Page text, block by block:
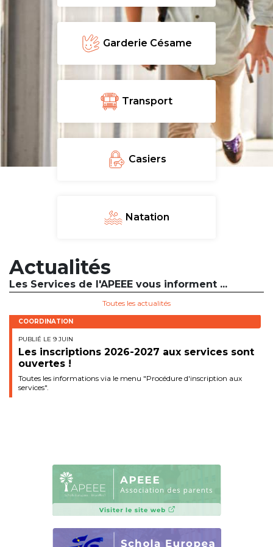
periscolaire.berkendael@apeee-bxl1-
services.be
BE91 3631 6790 0976
Activités périscolaires Uccle
+32 (0)2 375 31 35
BE30 3100 2003 2711
cantine@apeee-bxl1-services.be
BE10 3100 9205 4504
Casiers
+32 (0)2 373 87 68
casiers@apeee-bxl1-services.be
+32 (0)2 375 94 84
coordination@apeee-bxl1-services.be
Garderie Césame
Transport
Casiers
Natation
Actualités
Les Services de l'APEEE vous informent ...
Toutes les actualités
COORDINATION
PUBLIÉ LE 9 JUIN
Les inscriptions 2026-2027 aux services sont
ouvertes !
Toutes les informations via le menu "Procédure d'inscription aux
services".